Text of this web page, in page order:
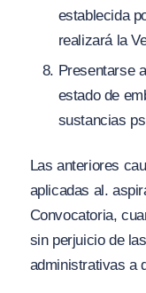
establecida
realizará la
Presentarse
estado de
sustancias
Las anteriores
aplicadas al.
Convocatoria,
sin perjuicio de
administrativas a